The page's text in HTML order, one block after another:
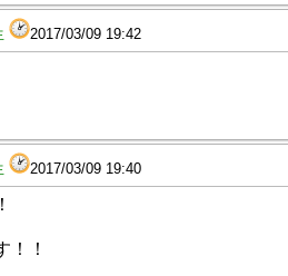
2017/03/09 19:42
2017/03/09 19:40
！！